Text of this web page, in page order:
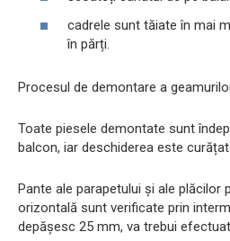
cadrele sunt tăiate în mai
în părți.
Procesul de demontare a
Toate piesele demontate sunt
balcon, iar deschiderea este
Pante ale parapetului și ale plăcilor
orizontală sunt verificate prin
depășesc 25 mm, va trebui